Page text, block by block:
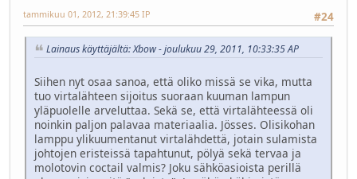
#24
tammikuu 01, 2012, 21:39:45 IP
Lainaus käyttäjältä: Xbow - joulukuu 29, 2011, 10:33:35 AP
Siihen nyt osaa sanoa, että oliko missä se vika, mutta
tuo virtalähteen sijoitus suoraan kuuman lampun
yläpuolelle arveluttaa. Sekä se, että virtalähteessä oli
noinkin paljon palavaa materiaalia. Jösses. Olisikohan
lamppu ylikuumentanut virtalähdettä, jotain sulamista
johtojen eristeissä tapahtunut, pölyä sekä tervaa ja
molotovin coctail valmis? Joku sähköasioista perillä